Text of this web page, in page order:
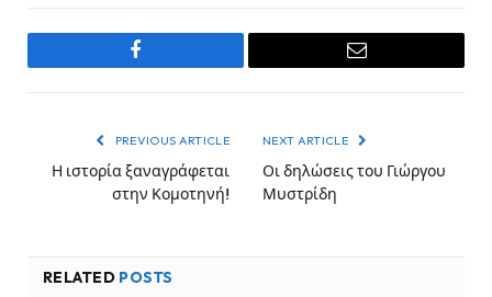
Facebook Email
PREVIOUS ARTICLE
Η ιστορία ξαναγράφεται
στην Κομοτηνή!
NEXT ARTICLE
Οι δηλώσεις του Γιώργου
Μυστρίδη
RELATED POSTS